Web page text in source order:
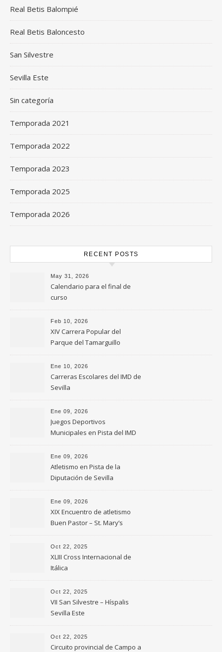
Real Betis Balompié
Real Betis Baloncesto
San Silvestre
Sevilla Este
Sin categoría
Temporada 2021
Temporada 2022
Temporada 2023
Temporada 2025
Temporada 2026
RECENT POSTS
May 31, 2026
Calendario para el final de
curso
Feb 10, 2026
XIV Carrera Popular del
Parque del Tamarguillo
Ene 10, 2026
Carreras Escolares del IMD de
Sevilla
Ene 09, 2026
Juegos Deportivos
Municipales en Pista del IMD
de Sevilla
Ene 09, 2026
Atletismo en Pista de la
Diputación de Sevilla
Ene 09, 2026
XIX Encuentro de atletismo
Buen Pastor – St. Mary’s
Oct 22, 2025
XLIII Cross Internacional de
Itálica
Oct 22, 2025
VII San Silvestre – Híspalis
Sevilla Este
Oct 22, 2025
Circuito provincial de Campo a